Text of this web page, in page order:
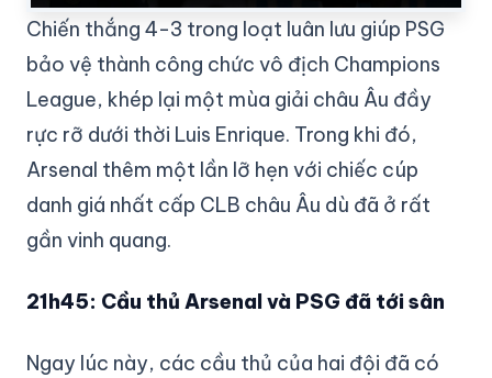
Chiến thắng 4-3 trong loạt luân lưu giúp PSG
bảo vệ thành công chức vô địch Champions
League, khép lại một mùa giải châu Âu đầy
rực rỡ dưới thời Luis Enrique. Trong khi đó,
Arsenal thêm một lần lỡ hẹn với chiếc cúp
danh giá nhất cấp CLB châu Âu dù đã ở rất
gần vinh quang.
21h45: Cầu thủ Arsenal và PSG đã tới sân
Ngay lúc này, các cầu thủ của hai đội đã có